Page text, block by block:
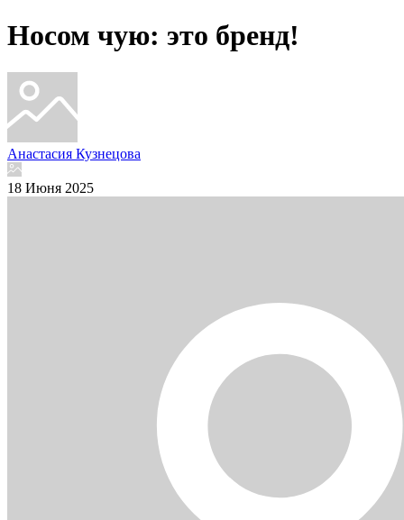
Носом чую: это бренд!
Анастасия Кузнецова
18 Июня 2025